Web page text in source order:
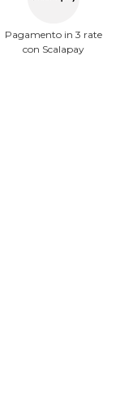
Pagamento in 3 rate
con Scalapay